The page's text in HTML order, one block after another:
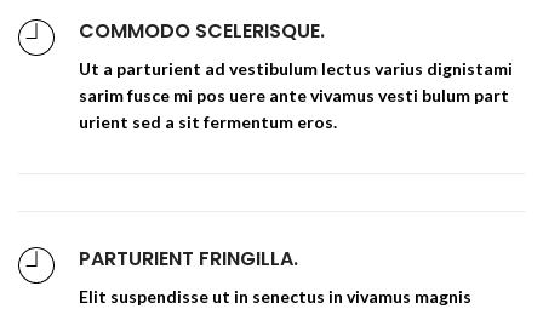
COMMODO SCELERISQUE.
Ut a parturient ad vestibulum lectus varius dignistami
sarim fusce mi pos uere ante vivamus vesti bulum part
urient sed a sit fermentum eros.
PARTURIENT FRINGILLA.
Elit suspendisse ut in senectus in vivamus magnis